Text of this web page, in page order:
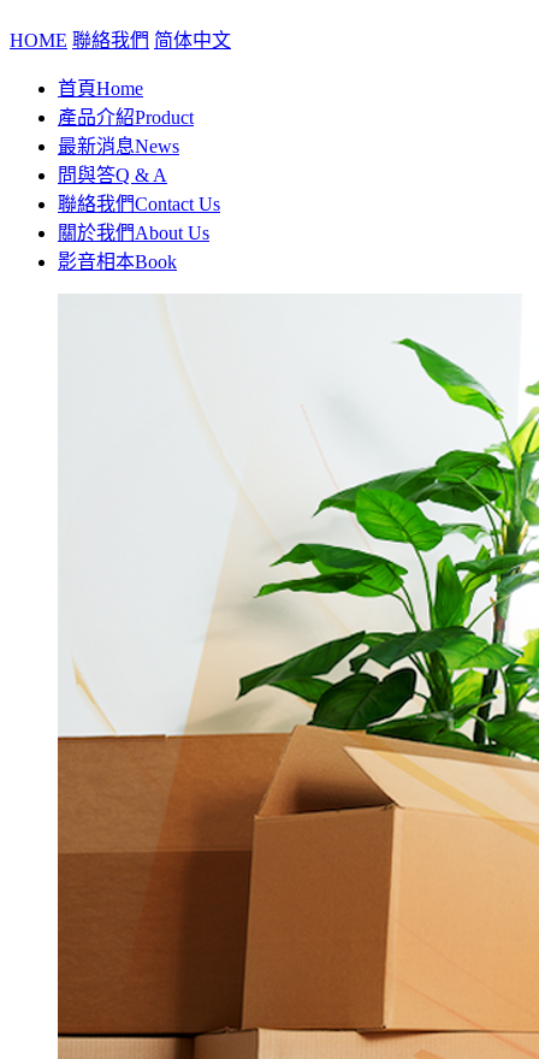
HOME 聯絡我們 简体中文
首頁Home
產品介紹Product
最新消息News
問與答Q & A
聯絡我們Contact Us
關於我們About Us
影音相本Book